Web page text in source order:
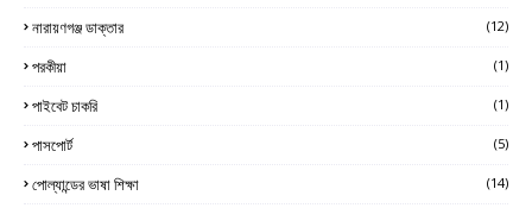
নারায়ণগঞ্জ ডাক্তার (12)
পরকীয়া (1)
পাইবেট চাকরি (1)
পাসপোর্ট (5)
পোল্যান্ডের ভাষা শিক্ষা (14)